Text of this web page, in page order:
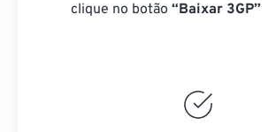
clique no botão “Baixar 3GP”